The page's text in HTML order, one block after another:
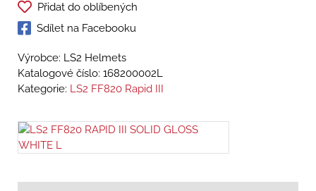
Přidat do oblíbených
Sdílet na Facebooku
Výrobce: LS2 Helmets
Katalogové číslo: 168200002L
Kategorie: LS2 FF820 Rapid III